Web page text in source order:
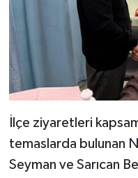
İlçe ziyaretleri
temaslarda bulunan
Seyman ve Sarıcan